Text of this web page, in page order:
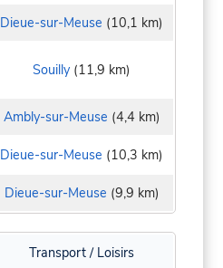
Dieue-sur-Meuse (10,1 km)
Souilly (11,9 km)
Ambly-sur-Meuse (4,4 km)
Dieue-sur-Meuse (10,3 km)
Dieue-sur-Meuse (9,9 km)
Transport / Loisirs